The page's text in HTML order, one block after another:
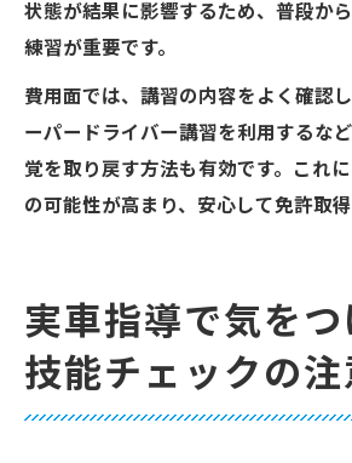
状態が結果に影響するため、普段か
練習が重要です。
費用面では、講習の内容をよく確認
ーパードライバー講習を利用するな
覚を取り戻す方法も有効です。これ
の可能性が高まり、安心して免許取得
実車指導で気を
技能チェックの